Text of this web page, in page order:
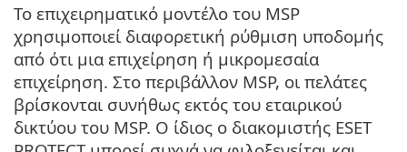
Το επιχειρηματικό μοντέλο του MSP
χρησιμοποιεί διαφορετική ρύθμιση υποδομής
από ότι μια επιχείρηση ή μικρομεσαία
επιχείρηση. Στο περιβάλλον MSP, οι πελάτες
βρίσκονται συνήθως εκτός του εταιρικού
δικτύου του MSP. Ο ίδιος ο διακομιστής ESET